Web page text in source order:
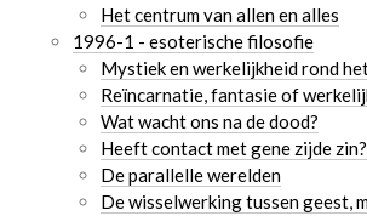
Het centrum van allen en alles
1996-1 - esoterische filosofie
Mystiek en werkelijkheid rond
Reïncarnatie, fantasie of
Wat wacht ons na de dood?
Heeft contact met gene zijde zin?
De parallelle werelden
De wisselwerking tussen geest,